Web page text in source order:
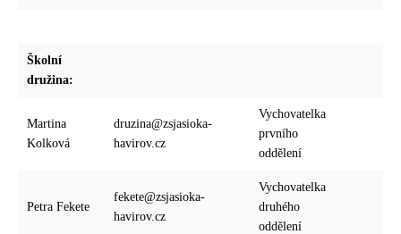
Školní
družina:
Martina
Kolková
druzina@zsjasioka-
havirov.cz
Vychovatelka
prvního
oddělení
Petra Fekete
fekete@zsjasioka-
havirov.cz
Vychovatelka
druhého
oddělení